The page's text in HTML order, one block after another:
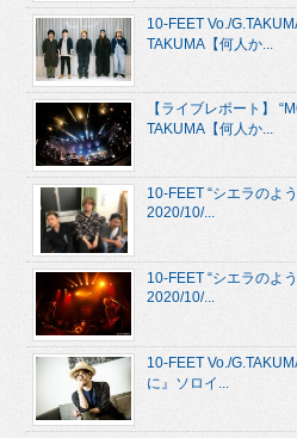
10-FEET Vo./
TAKUMA【何人か...
【ライブレポート】
TAKUMA【何人か...
10-FEET “シエラのよ
2020/10/...
10-FEET “シエラのよ
2020/10/...
10-FEET Vo./
に』ソロイ...